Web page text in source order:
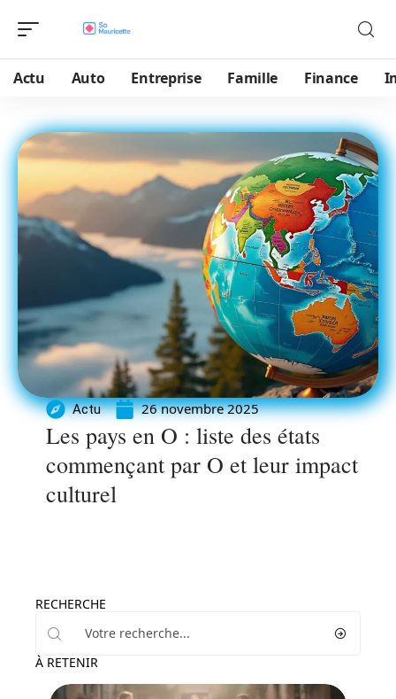
Actu Auto Entreprise Famille Finance
Actu 26 novembre 2025
Les pays en O : liste des états
commençant par O et leur impact
culturel
RECHERCHE
À RETENIR